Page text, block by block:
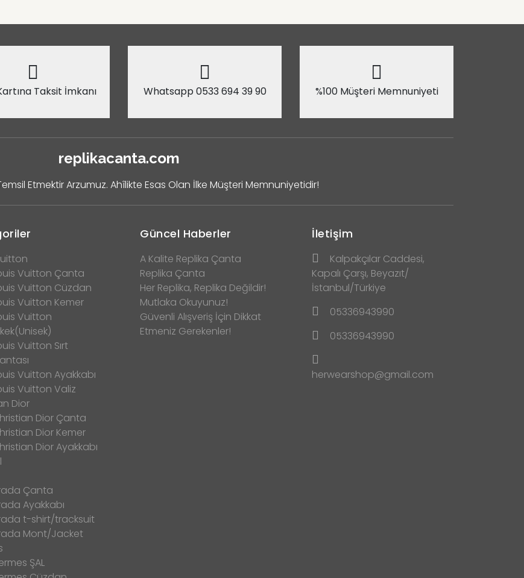
Taksit İmkanı Whatsapp 0533 694 39 90 %100 Müşteri Memnuniyeti
replikacanta.com
Etmektir Arzumuz. Ahîlikte Esas Olan İlke Müşteri Memnuniyetidir!
Vuitton Çanta
Vuitton Cüzdan
Vuitton Kemer
Vuitton
Vuitton Sırt
Vuitton Ayakkabı
Vuitton Valiz
Dior
Dior Çanta
Dior Kemer
Dior Ayakkabı
Çanta
Ayakkabı
t-shirt/tracksuit
Mont/Jacket
ŞAL
Güncel Haberler
A Kalite Replika Çanta
Replika Çanta
Her Replika, Replika Değildir!
Mutlaka Okuyunuz!
Güvenli Alışveriş İçin Dikkat
Etmeniz Gerekenler!
İletişim
Kalpakçılar Caddesi,
Kapalı Çarşı, Beyazıt/
İstanbul/Türkiye
05336943990
05336943990
herwearshop@gmail.com